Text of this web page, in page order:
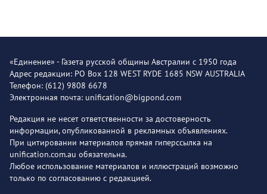
«Единение» - Газета русской общины Австралии с 1950 года
Адрес редакции: PO Box 128 WEST RYDE 1685 NSW AUSTRALIA
Телефон: (612) 9808 6678
Электронная почта: unification@bigpond.com
Редакция не несет ответственности за достоверность
информации, опубликованной в рекламных объявлениях.
При цитировании материалов прямая гиперссылка на
unification.com.au обязательна.
Любое использование материалов и иллюстраций возможно
только по согласованию с редакцией.